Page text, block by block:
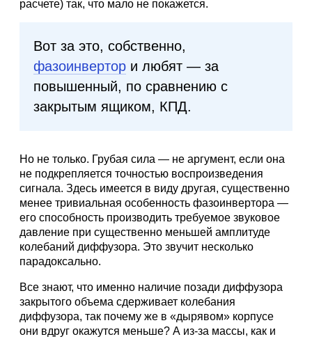
расчете) так, что мало не покажется.
Вот за это, собственно,
фазоинвертор и любят — за
повышенный, по сравнению с
закрытым ящиком, КПД.
Но не только. Грубая сила — не аргумент, если она
не подкрепляется точностью воспроизведения
сигнала. Здесь имеется в виду другая, существенно
менее тривиальная особенность фазоинвертора —
его способность производить требуемое звуковое
давление при существенно меньшей амплитуде
колебаний диффузора. Это звучит несколько
парадоксально.
Все знают, что именно наличие позади диффузора
закрытого объема сдерживает колебания
диффузора, так почему же в «дырявом» корпусе
они вдруг окажутся меньше? А из-за массы, как и